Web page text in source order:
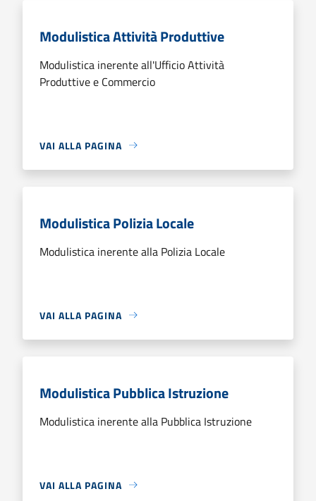
Modulistica Attività Produttive
Modulistica inerente all'Ufficio Attività
Produttive e Commercio
VAI ALLA PAGINA
Modulistica Polizia Locale
Modulistica inerente alla Polizia Locale
VAI ALLA PAGINA
Modulistica Pubblica Istruzione
Modulistica inerente alla Pubblica Istruzione
VAI ALLA PAGINA